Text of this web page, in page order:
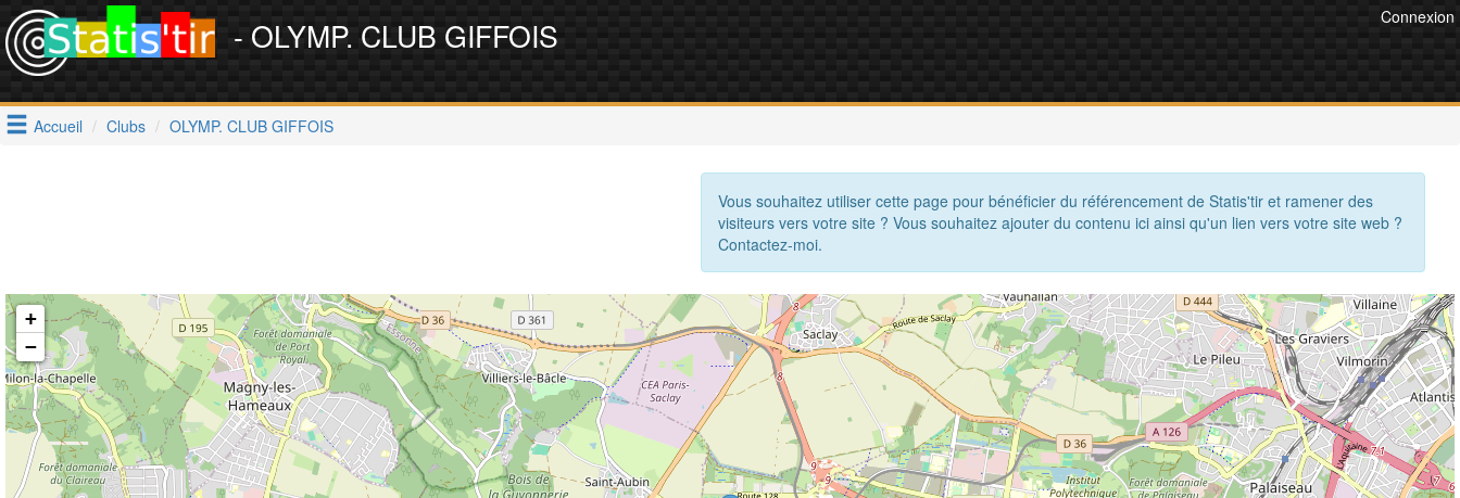
Connexion
- OLYMP. CLUB GIFFOIS
Accueil Clubs OLYMP. CLUB GIFFOIS
Vous souhaitez utiliser cette page pour bénéficier du référencement de Statis'tir et ramener des
visiteurs vers votre site ? Vous souhaitez ajouter du contenu ici ainsi qu'un lien vers votre site web ?
Contactez-moi.
+
−